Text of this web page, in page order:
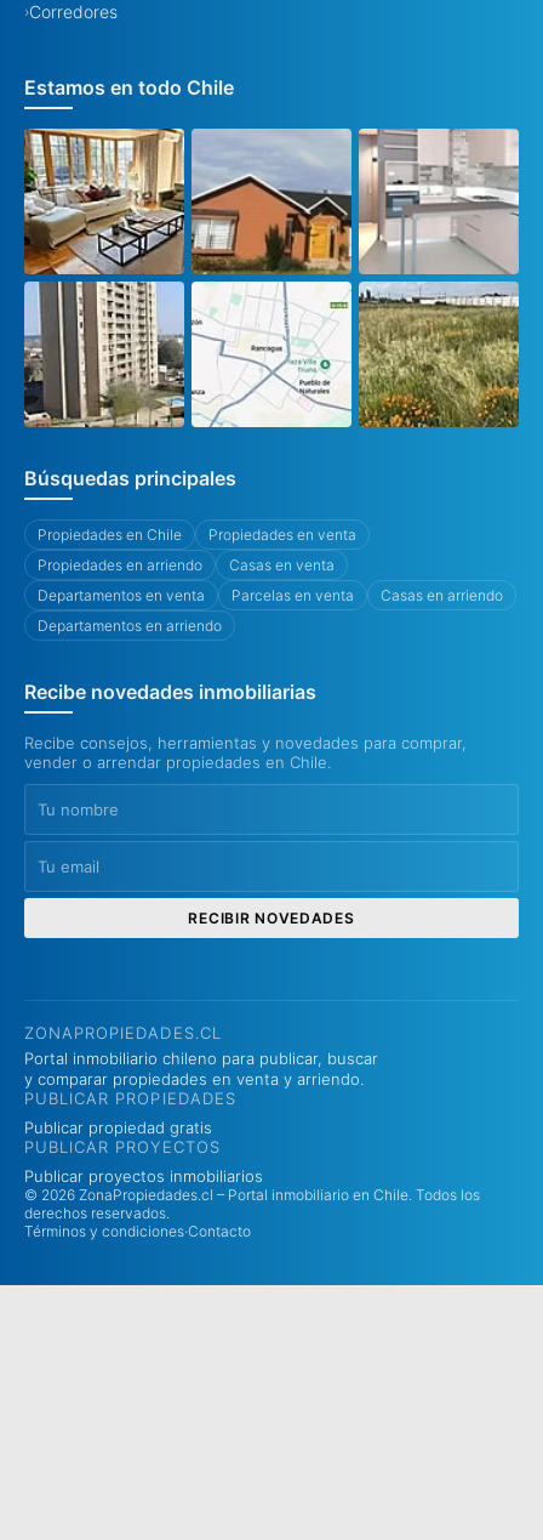
›Corredores
Estamos en todo Chile
Búsquedas principales
Propiedades en Chile
Propiedades en venta
Propiedades en arriendo
Casas en venta
Departamentos en venta
Parcelas en venta
Casas en arriendo
Departamentos en arriendo
Recibe novedades inmobiliarias
Recibe consejos, herramientas y novedades para comprar,
vender o arrendar propiedades en Chile.
RECIBIR NOVEDADES
ZONAPROPIEDADES.CL
Portal inmobiliario chileno para publicar, buscar
y comparar propiedades en venta y arriendo.
PUBLICAR PROPIEDADES
Publicar propiedad gratis
PUBLICAR PROYECTOS
Publicar proyectos inmobiliarios
© 2026 ZonaPropiedades.cl – Portal inmobiliario en Chile. Todos los
derechos reservados.
Términos y condiciones·Contacto